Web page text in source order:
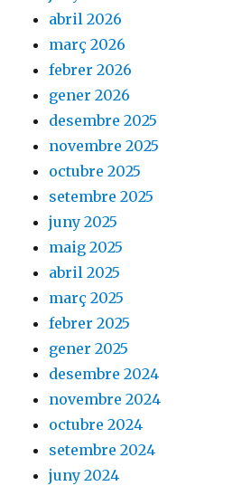
abril 2026
març 2026
febrer 2026
gener 2026
desembre 2025
novembre 2025
octubre 2025
setembre 2025
juny 2025
maig 2025
abril 2025
març 2025
febrer 2025
gener 2025
desembre 2024
novembre 2024
octubre 2024
setembre 2024
juny 2024